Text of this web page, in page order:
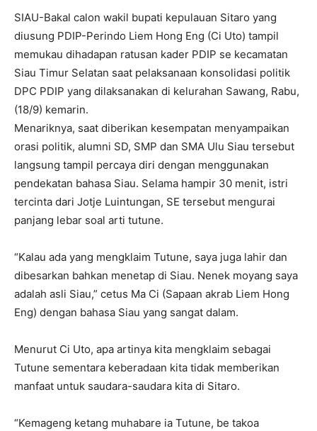
SIAU-Bakal calon wakil bupati kepulauan Sitaro yang
diusung PDIP-Perindo Liem Hong Eng (Ci Uto) tampil
memukau dihadapan ratusan kader PDIP se kecamatan
Siau Timur Selatan saat pelaksanaan konsolidasi politik
DPC PDIP yang dilaksanakan di kelurahan Sawang, Rabu,
(18/9) kemarin.
Menariknya, saat diberikan kesempatan menyampaikan
orasi politik, alumni SD, SMP dan SMA Ulu Siau tersebut
langsung tampil percaya diri dengan menggunakan
pendekatan bahasa Siau. Selama hampir 30 menit, istri
tercinta dari Jotje Luintungan, SE tersebut mengurai
panjang lebar soal arti tutune.
“Kalau ada yang mengklaim Tutune, saya juga lahir dan
dibesarkan bahkan menetap di Siau. Nenek moyang saya
adalah asli Siau,” cetus Ma Ci (Sapaan akrab Liem Hong
Eng) dengan bahasa Siau yang sangat dalam.
Menurut Ci Uto, apa artinya kita mengklaim sebagai
Tutune sementara keberadaan kita tidak memberikan
manfaat untuk saudara-saudara kita di Sitaro.
“Kemageng ketang muhabare ia Tutune, be takoa